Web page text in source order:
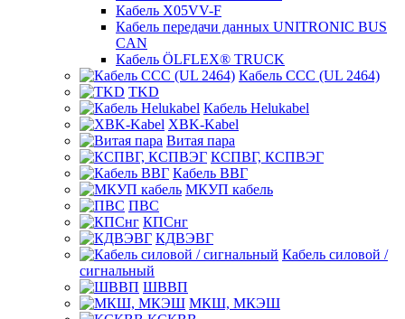
Кабель X05VV-F
Кабель передачи данных UNITRONIC BUS
CAN
Кабель ÖLFLEX® TRUCK
Кабель CCC (UL 2464)
TKD
Кабель Helukabel
XBK-Kabel
Витая пара
КСПВГ, КСПВЭГ
Кабель ВВГ
МКУП кабель
ПВС
КПСнг
КДВЭВГ
Кабель силовой /
сигнальный
ШВВП
МКШ, МКЭШ